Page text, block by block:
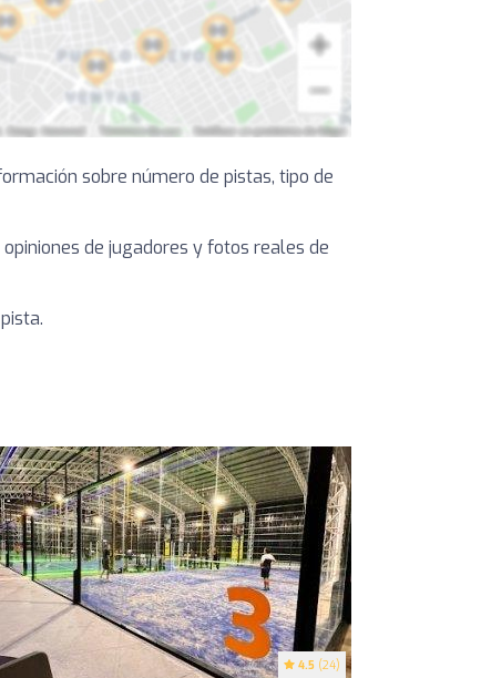
sobre número de pistas, tipo de
de jugadores y fotos reales de
4.5 (24)